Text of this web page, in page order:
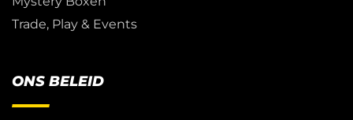
Trade, Play & Events
ONS BELEID